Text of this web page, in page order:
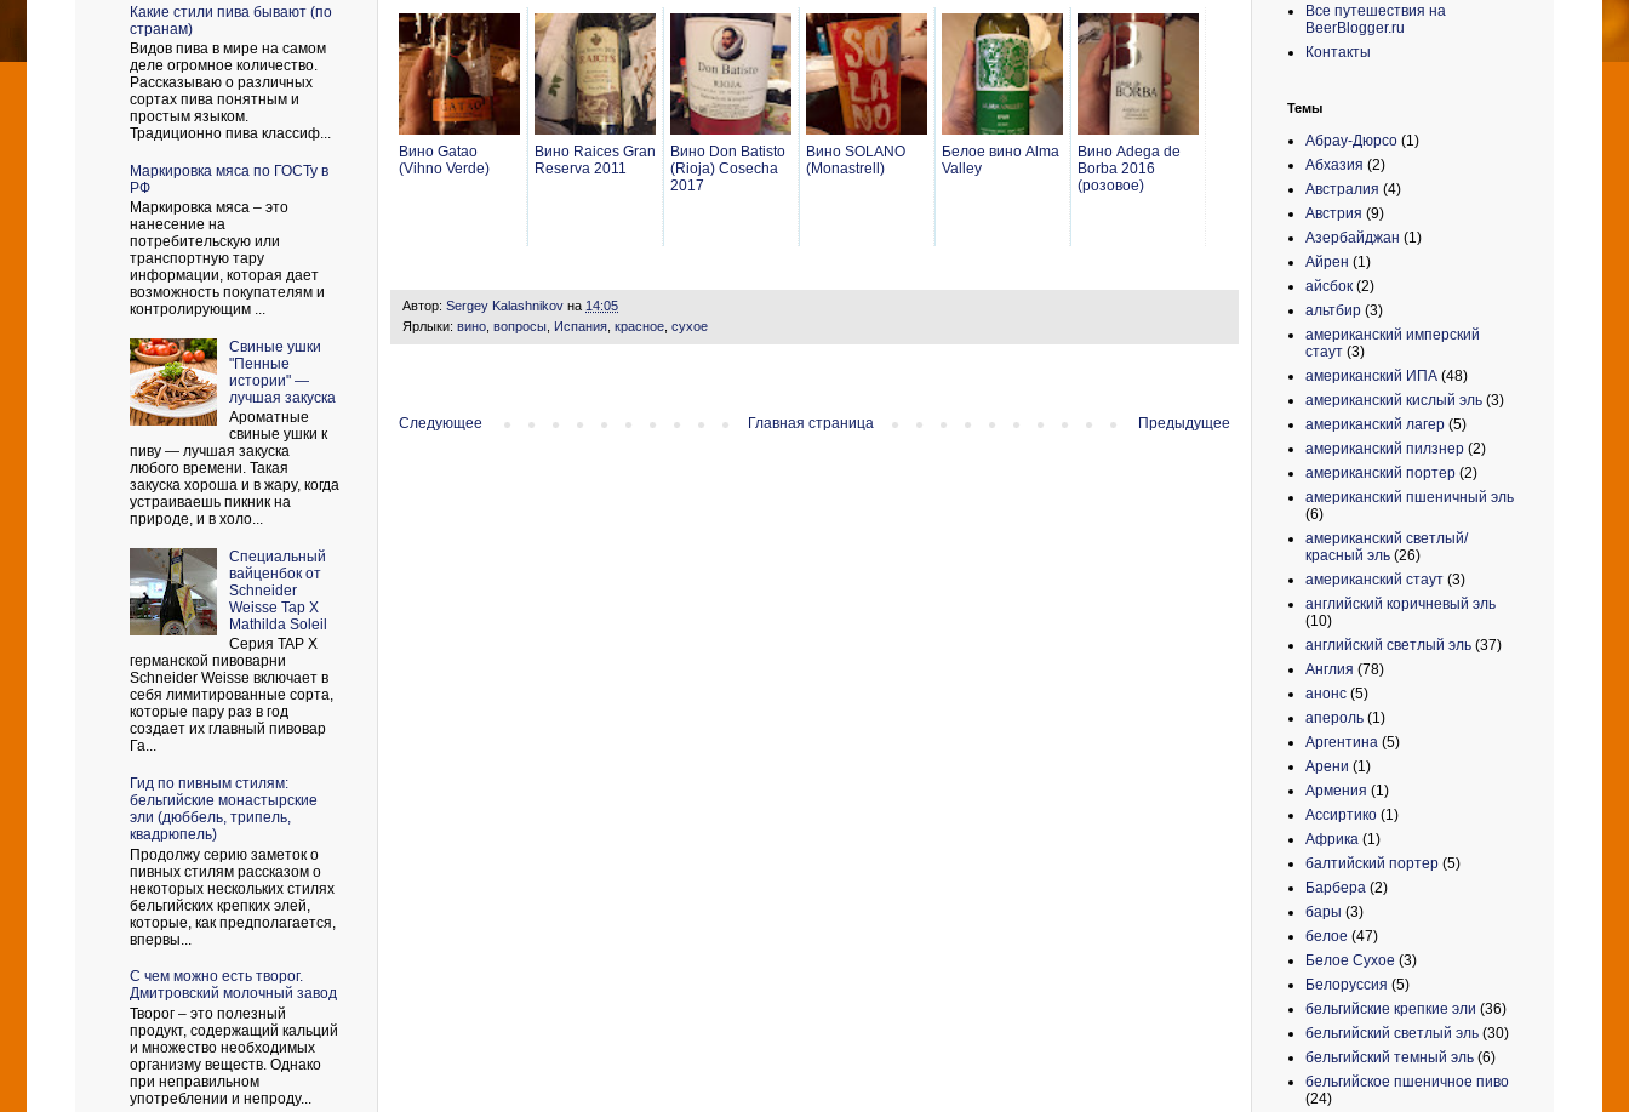
Вино Gatao
(Vihno Verde)
Вино Raices Gran
Reserva 2011
Вино Don Batisto
(Rioja) Cosecha
2017
Вино SOLANO
(Monastrell)
Белое вино Alma
Valley
Вино Adega de
Borba 2016
(розовое)
Автор: Sergey Kalashnikov на 14:05
Ярлыки: вино вопросы Испания красное сухое
Следующее Предыдущее
Главная страница
Какие стили пива бывают (по
странам)
Видов пива в мире на самом
деле огромное количество.
Рассказываю о различных
сортах пива понятным и
простым языком.
Традиционно пива классиф...
Маркировка мяса по ГОСТу в
РФ
Маркировка мяса – это
нанесение на
потребительскую или
транспортную тару
информации, которая дает
возможность покупателям и
контролирующим ...
Свиные ушки
"Пенные
истории" —
лучшая закуска
Ароматные
свиные ушки к
пиву — лучшая закуска
любого времени. Такая
закуска хороша и в жару, когда
устраиваешь пикник на
природе, и в холо...
Cпециальный
вайценбок от
Schneider
Weisse Tap X
Mathilda Soleil
Серия TAP X
германской пивоварни
Schneider Weisse включает в
себя лимитированные сорта,
которые пару раз в год
создает их главный пивовар
Га...
Гид по пивным стилям:
бельгийские монастырские
эли (дюббель, трипель,
квадрюпель)
Продолжу серию заметок о
пивных стилям рассказом о
некоторых нескольких стилях
бельгийских крепких элей,
которые, как предполагается,
впервы...
С чем можно есть творог.
Дмитровский молочный завод
Творог – это полезный
продукт, содержащий кальций
и множество необходимых
организму веществ. Однако
при неправильном
употреблении и непроду...
Все путешествия на
BeerBlogger.ru
Контакты
Темы
Абрау-Дюрсо (1)
Абхазия (2)
Австралия (4)
Австрия (9)
Азербайджан (1)
Айрен (1)
айсбок (2)
альтбир (3)
американский имперский
стаут (3)
американский ИПА (48)
американский кислый эль (3)
американский лагер (5)
американский пилзнер (2)
американский портер (2)
американский пшеничный эль
(6)
американский светлый/
красный эль (26)
американский стаут (3)
английский коричневый эль
(10)
английский светлый эль (37)
Англия (78)
анонс (5)
апероль (1)
Аргентина (5)
Арени (1)
Армения (1)
Ассиртико (1)
Африка (1)
балтийский портер (5)
Барбера (2)
бары (3)
белое (47)
Белое Сухое (3)
Белоруссия (5)
бельгийские крепкие эли (36)
бельгийский светлый эль (30)
бельгийский темный эль (6)
бельгийское пшеничное пиво
(24)